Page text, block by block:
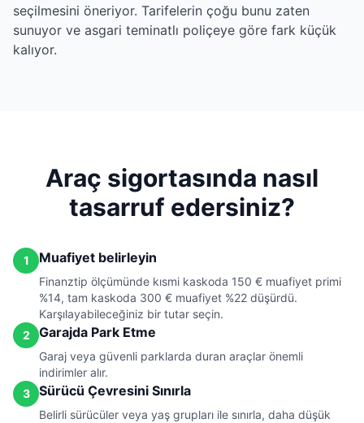
seçilmesini öneriyor. Tarifelerin çoğu bunu zaten
sunuyor ve asgari teminatlı poliçeye göre fark küçük
kalıyor.
Araç sigortasında nasıl
tasarruf edersiniz?
1 Muafiyet belirleyin
Finanztip ölçümünde kısmi kaskoda 150 € muafiyet primi
%14, tam kaskoda 300 € muafiyet %22 düşürdü.
Karşılayabileceğiniz bir tutar seçin.
2
Garajda Park Etme
Garaj veya güvenli parklarda duran araçlar önemli
indirimler alır.
3
Sürücü Çevresini Sınırla
Belirli sürücüler veya yaş grupları ile sınırla, daha düşük